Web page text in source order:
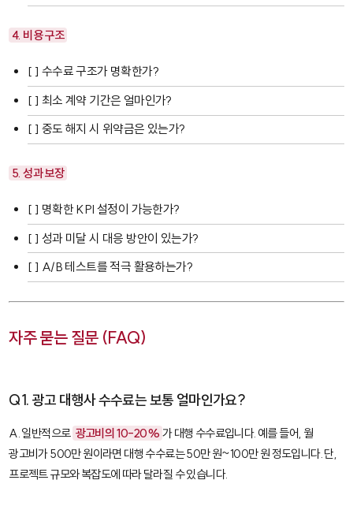
4. 비용 구조
[ ] 수수료 구조가 명확한가?
[ ] 최소 계약 기간은 얼마인가?
[ ] 중도 해지 시 위약금은 있는가?
5. 성과 보장
[ ] 명확한 KPI 설정이 가능한가?
[ ] 성과 미달 시 대응 방안이 있는가?
[ ] A/B 테스트를 적극 활용하는가?
자주 묻는 질문 (FAQ)
Q1. 광고 대행사 수수료는 보통 얼마인가요?
A. 일반적으로 광고비의 10-20% 가 대행 수수료입니다. 예를 들어, 월
광고비가 500만 원이라면 대행 수수료는 50만 원~100만 원 정도입니다. 단,
프로젝트 규모와 복잡도에 따라 달라질 수 있습니다.